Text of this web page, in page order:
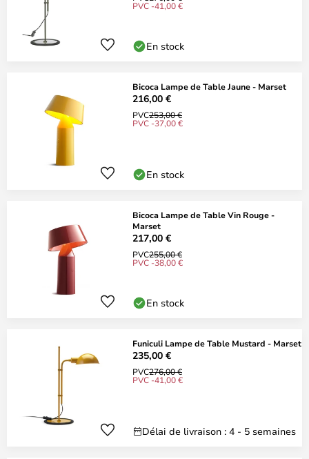
PVC -41,00 €
En stock
Bicoca Lampe de Table Jaune - Marset
216,00 €
PVC253,00 €
PVC -37,00 €
En stock
Bicoca Lampe de Table Vin Rouge -
Marset
217,00 €
PVC255,00 €
PVC -38,00 €
En stock
Funiculi Lampe de Table Mustard - Marset
235,00 €
PVC276,00 €
PVC -41,00 €
Délai de livraison : 4 - 5 semaines